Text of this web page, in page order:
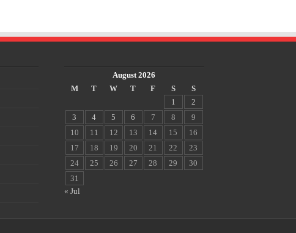
August 2026
M
T W T F S
S
1
2
3
4 5 6 7 8
9
10
11 12 13 14 15
16
17
18 19 20 21 22
23
24
25 26 27 28 29
30
31
« Jul